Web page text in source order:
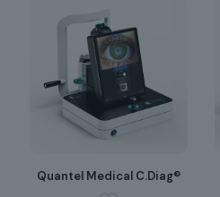
Quantel Medical C.Diag®